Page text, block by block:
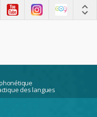
des langues